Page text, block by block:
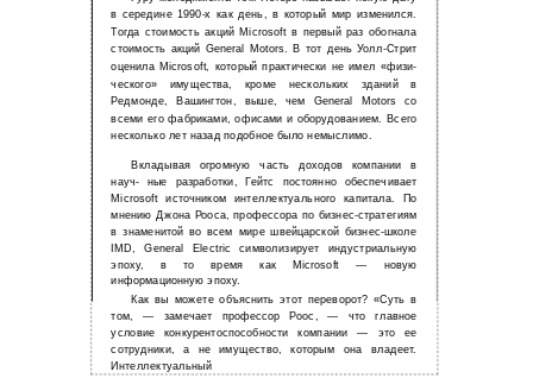
в середине 1990-х как день, в который мир изменился.
Тогда стоимость акций Microsoft в первый раз обогнала
стоимость акций General Motors. В тот день Уолл-Стрит
оценила Microsoft, который практически не имел «физи-
ческого» имущества, кроме нескольких зданий в
Редмонде, Вашингтон, выше, чем General Motors со
всеми его фабриками, офисами и оборудованием. Всего
несколько лет назад подобное было немыслимо.
Вкладывая огромную часть доходов компании в
науч- ные разработки, Гейтс постоянно обеспечивает
Microsoft источником интеллектуального капитала. По
мнению Джона Рооса, профессора по бизнес-стратегиям
в знаменитой во всем мире швейцарской бизнес-школе
IMD, General Electric символизирует индустриальную
эпоху, в то время как Microsoft — новую
информационную эпоху.
Как вы можете объяснить этот переворот? «Суть в
том, — замечает профессор Роос, — что главное
условие конкурентоспособности компании — это ее
сотрудники, а не имущество, которым она владеет.
Интеллектуальный